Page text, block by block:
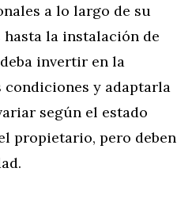
a lo largo de su
la instalación de
invertir en la
y adaptarla
según el estado
propietario, pero deben